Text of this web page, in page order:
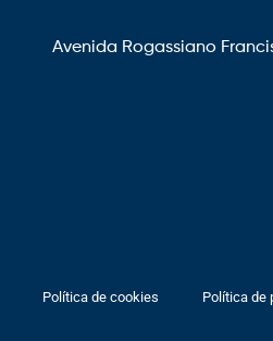
Avenida Rogassiano
Política de cookies Política de